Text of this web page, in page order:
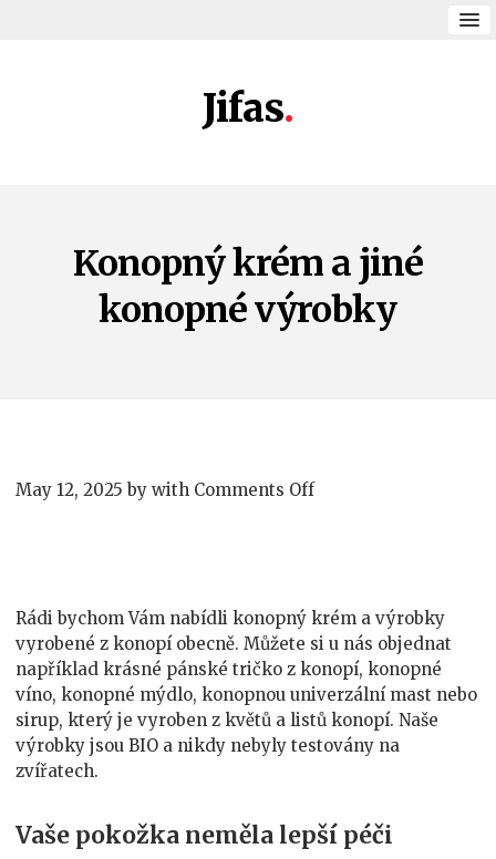
Jifas
Konopný krém a jiné
konopné výrobky
May 12, 2025 bywith Comments Offon
konopné
výrobky
Rádi bychom Vám nabídlikonopný krém a výrobky
vyrobené z konopí obecně. Můžete si u nás objednat
například krásné pánské tričko z konopí, konopné
víno, konopné mýdlo, konopnou univerzální mast nebo
sirup, který je vyroben z květů a listů konopí. Naše
výrobky jsou BIO a nikdy nebyly testovány na
zvířatech.
Vaše pokožka neměla lepší péči